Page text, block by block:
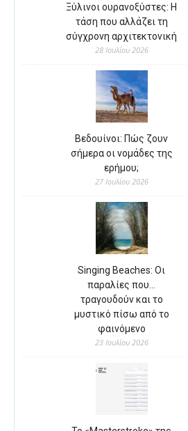
Ξύλινοι ουρανοξύστες: Η
τάση που αλλάζει τη
σύγχρονη αρχιτεκτονική
28 Ιουλίου 2026
Βεδουίνοι: Πώς ζουν
σήμερα οι νομάδες της
ερήμου;
27 Ιουλίου 2026
Singing Beaches: Οι
παραλίες που…
τραγουδούν και το
μυστικό πίσω από το
φαινόμενο
23 Ιουλίου 2026